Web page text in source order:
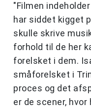
"Filmen
har siddet kigget
skulle skrive
forhold til de her
forelsket i dem.
småforelsket i
proces og det
er de scener, hvor